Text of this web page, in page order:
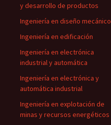
y desarrollo de productos
Ingeniería en diseño mecánico
Ingeniería en edificación
Ingeniería en electrónica
industrial y automática
Ingeniería en electrónica y
automática industrial
Ingeniería en explotación de
minas y recursos energéticos